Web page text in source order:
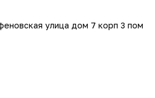
улица дом 7 корп 3 пом